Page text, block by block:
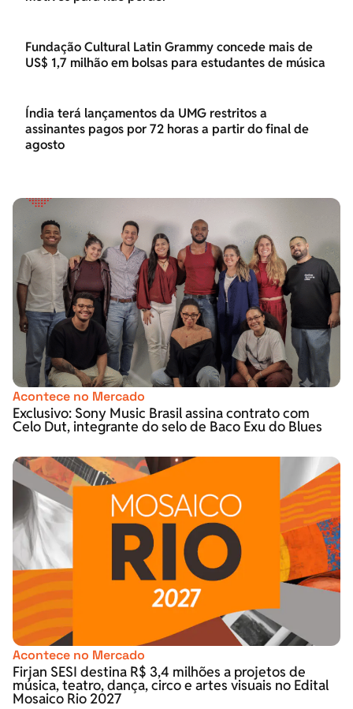
Fundação Cultural Latin Grammy concede mais de
US$ 1,7 milhão em bolsas para estudantes de música
Índia terá lançamentos da UMG restritos a
assinantes pagos por 72 horas a partir do final de
agosto
Acontece no Mercado
Exclusivo: Sony Music Brasil assina contrato com
Celo Dut, integrante do selo de Baco Exu do Blues
Acontece no Mercado
Firjan SESI destina R$ 3,4 milhões a projetos de
música, teatro, dança, circo e artes visuais no Edital
Mosaico Rio 2027